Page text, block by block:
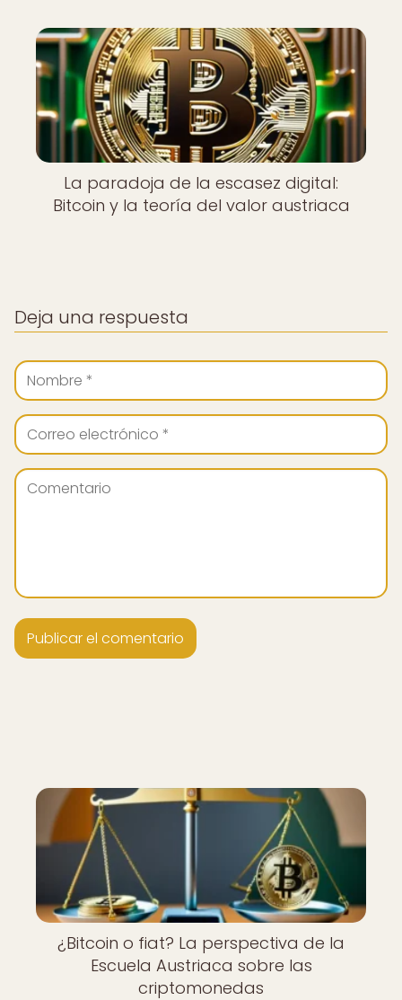
La paradoja de la escasez digital:
Bitcoin y la teoría del valor austriaca
Deja una respuesta
¿Bitcoin o fiat? La perspectiva de la
Escuela Austriaca sobre las
criptomonedas